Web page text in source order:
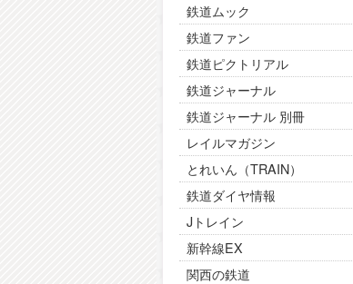
鉄道ムック
鉄道ファン
鉄道ピクトリアル
鉄道ジャーナル
鉄道ジャーナル 別冊
レイルマガジン
とれいん（TRAIN）
鉄道ダイヤ情報
Jトレイン
新幹線EX
関西の鉄道